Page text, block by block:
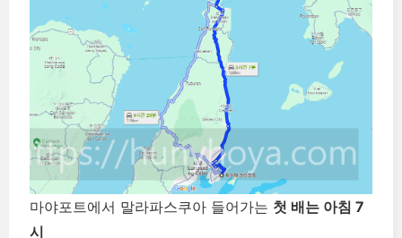
마야포트에서 말라파스쿠아 들어가는 첫 배는 아침 7
시